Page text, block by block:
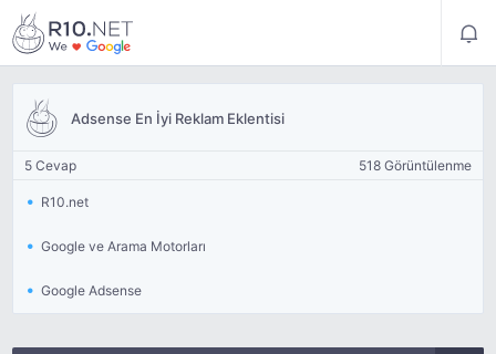
Adsense En İyi Reklam Eklentisi
5 Cevap 518 Görüntülenme
R10.net
Google ve Arama Motorları
Google Adsense